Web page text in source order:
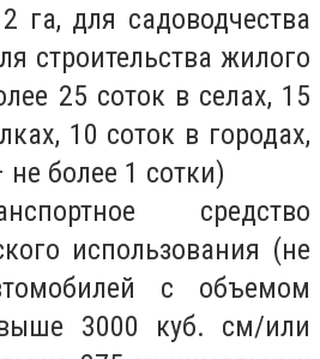
га, для садоводчества
строительства жилого
25 соток в селах, 15
10 соток в городах,
более 1 сотки)
средство
использования (не
с объемом
3000 куб. см/или